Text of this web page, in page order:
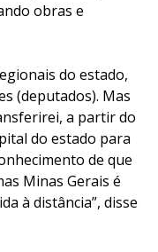
obras e
do estado,
(deputados). Mas
a partir do
do estado para
de que
Minas Gerais é
à distância”, disse